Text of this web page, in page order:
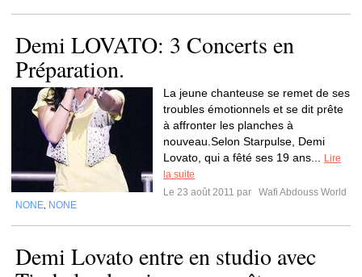
Demi LOVATO: 3 Concerts en
Préparation.
La jeune chanteuse se remet de ses
troubles émotionnels et se dit prête
à affronter les planches à
nouveau.Selon Starpulse, Demi
Lovato, qui a fêté ses 19 ans...
Lire
la suite
Le 23 août 2011 par
Wafi Abdouss World
NONE NONE
Demi Lovato entre en studio avec